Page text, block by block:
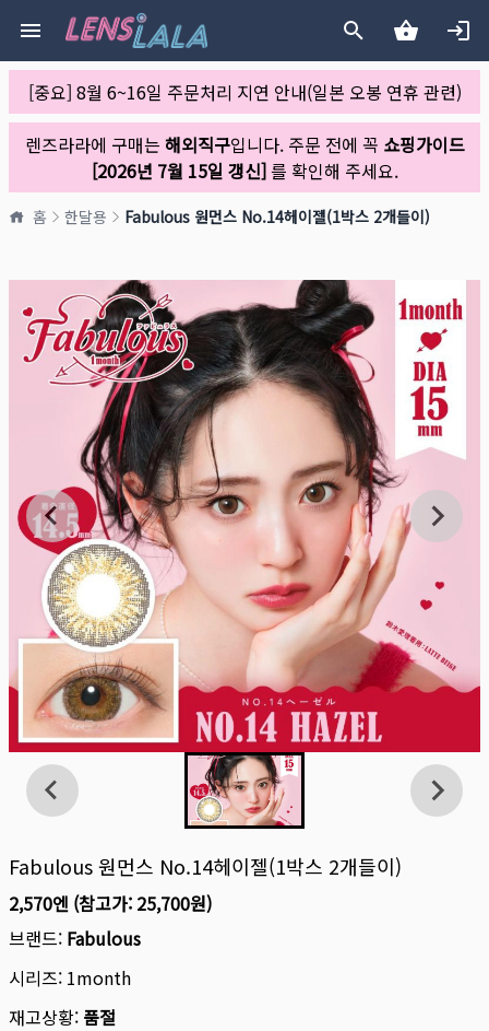
[중요] 8월 6~16일 주문처리 지연 안내(일본 오봉 연휴 관련)
렌즈라라에 구매는 해외직구입니다. 주문 전에 꼭 쇼핑가이드
[2026년 7월 15일 갱신]를 확인해 주세요.
홈 한달용 Fabulous 원먼스 No.14헤이젤(1박스 2개들이)
Fabulous 원먼스 No.14헤이젤(1박스 2개들이)
2,570엔 (참고가: 25,700원)
브랜드: Fabulous
시리즈: 1month
재고상황: 품절